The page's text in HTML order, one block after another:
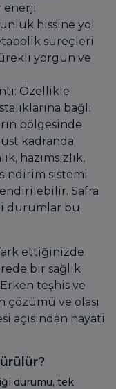
enerji
hissine yol
süreçleri
yorgun ve
Özellikle
bağlı
bölgesinde
kadranda
hazımsızlık,
sistemi
Safra
durumlar bu
ettiğinizde
bir sağlık
teşhis ve
ve olası
açısından hayati
durumu, tek